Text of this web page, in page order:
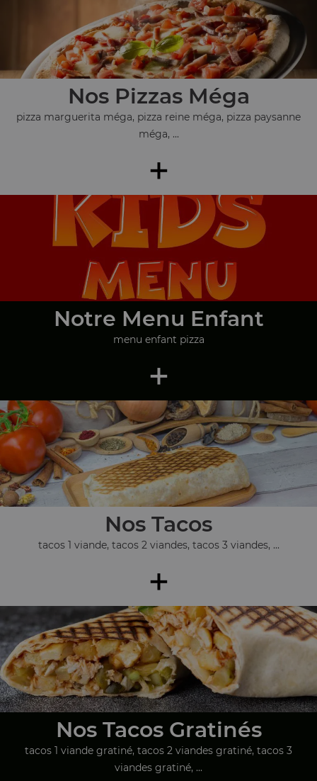
Nos Pizzas Méga
pizza marguerita méga, pizza reine méga, pizza paysanne
méga, ...
+
Notre Menu Enfant
menu enfant pizza
+
Nos Tacos
tacos 1 viande, tacos 2 viandes, tacos 3 viandes, ...
+
Nos Tacos Gratinés
tacos 1 viande gratiné, tacos 2 viandes gratiné, tacos 3
viandes gratiné, ...